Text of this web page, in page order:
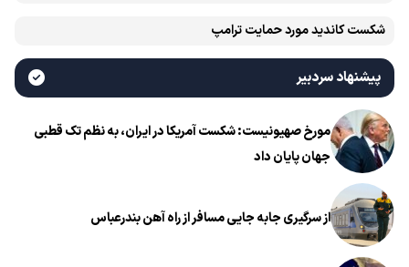
شکست کاندید مورد حمایت ترامپ
پیشنهاد سردبیر
مورخ صهیونیست: شکست آمریکا در ایران، به نظم تک قطبی
جهان پایان داد
از سرگیری جابه جایی مسافر از راه آهن بندرعباس